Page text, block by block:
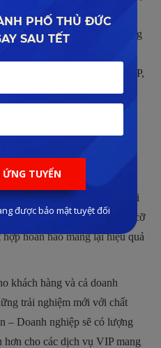
M.I.C.E đóng góp quan trọng
gần hơn với khách hàng VIP,
triển khai tại
thế nào?
du lịch M.I.C.E vào kinh
Novaworld Phan Thiết. Với
lại cùng với quy mô tầm cỡ
hoàn hảo mang lại hiệu quả
khách hàng và cả doanh
trải nghiệm mới với chất
– Doanh nghiệp sẽ có lượng
cho các dịch vụ VIP mang